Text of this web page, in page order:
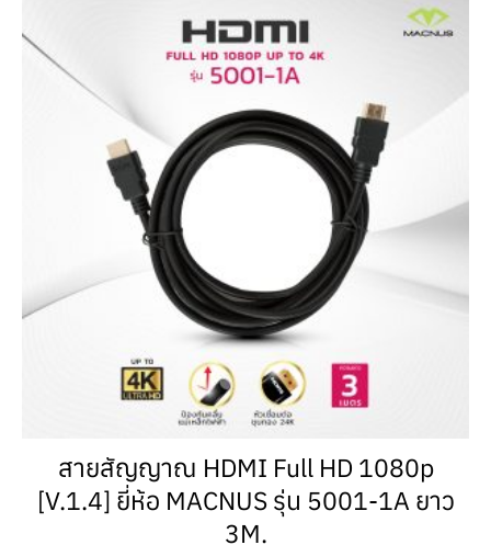
สายสัญญาณ HDMI Full HD 1080p
[V.1.4] ยี่ห้อ MACNUS รุ่น 5001-1A ยาว
3M.